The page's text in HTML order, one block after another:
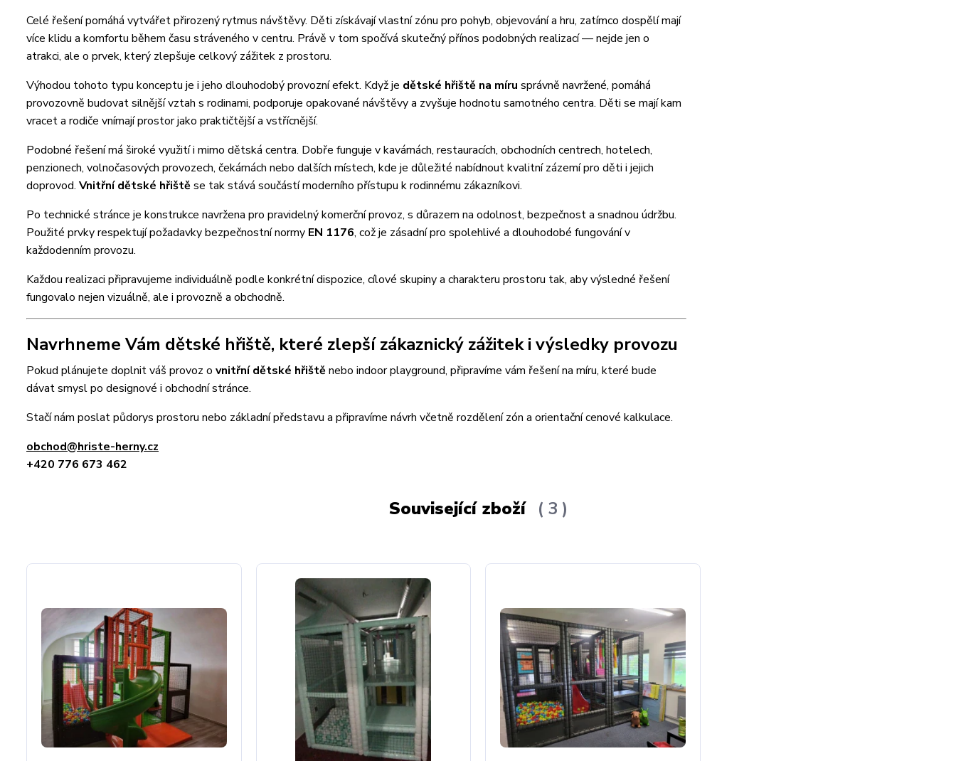
Celé řešení pomáhá vytvářet přirozený rytmus návštěvy. Děti získávají vlastní zónu pro pohyb, objevování a hru, zatímco dospělí mají
více klidu a komfortu během času stráveného v centru. Právě v tom spočívá skutečný přínos podobných realizací — nejde jen o
atrakci, ale o prvek, který zlepšuje celkový zážitek z prostoru.
Výhodou tohoto typu konceptu je i jeho dlouhodobý provozní efekt. Když je dětské hřiště na míru správně navržené, pomáhá
provozovně budovat silnější vztah s rodinami, podporuje opakované návštěvy a zvyšuje hodnotu samotného centra. Děti se mají kam
vracet a rodiče vnímají prostor jako praktičtější a vstřícnější.
Podobné řešení má široké využití i mimo dětská centra. Dobře funguje v kavárnách, restauracích, obchodních centrech, hotelech,
penzionech, volnočasových provozech, čekárnách nebo dalších místech, kde je důležité nabídnout kvalitní zázemí pro děti i jejich
doprovod. Vnitřní dětské hřiště se tak stává součástí moderního přístupu k rodinnému zákazníkovi.
Po technické stránce je konstrukce navržena pro pravidelný komerční provoz, s důrazem na odolnost, bezpečnost a snadnou údržbu.
Použité prvky respektují požadavky bezpečnostní normy EN 1176, což je zásadní pro spolehlivé a dlouhodobé fungování v
každodenním provozu.
Každou realizaci připravujeme individuálně podle konkrétní dispozice, cílové skupiny a charakteru prostoru tak, aby výsledné řešení
fungovalo nejen vizuálně, ale i provozně a obchodně.
Navrhneme Vám dětské hřiště, které zlepší zákaznický zážitek i výsledky provozu
Pokud plánujete doplnit váš provoz o vnitřní dětské hřiště nebo indoor playground, připravíme vám řešení na míru, které bude
dávat smysl po designové i obchodní stránce.
Stačí nám poslat půdorys prostoru nebo základní představu a připravíme návrh včetně rozdělení zón a orientační cenové kalkulace.
obchod@hriste-herny.cz
+420 776 673 462
Související zboží 3